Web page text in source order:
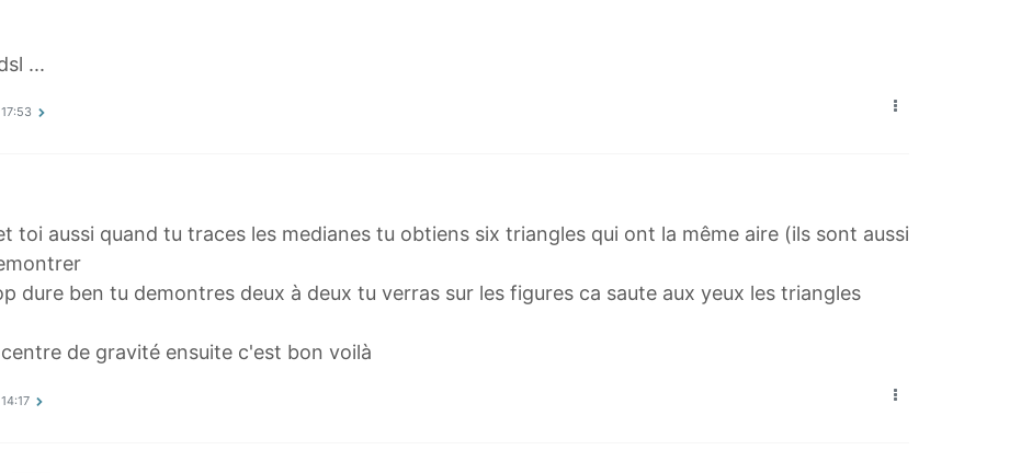
...
toi aussi quand tu traces les medianes tu obtiens six triangles qui ont la même aire (ils sont aussi
dure ben tu demontres deux à deux tu verras sur les figures ca saute aux yeux les triangles
de gravité ensuite c'est bon voilà